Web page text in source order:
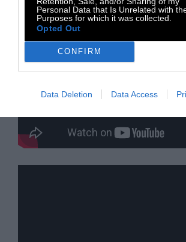
Personal Data that Is Unrelated with
Purposes for which it was collected.
Opted Out
CONFIRM
Data Deletion Data Access
ευρύτερων πολιτικών